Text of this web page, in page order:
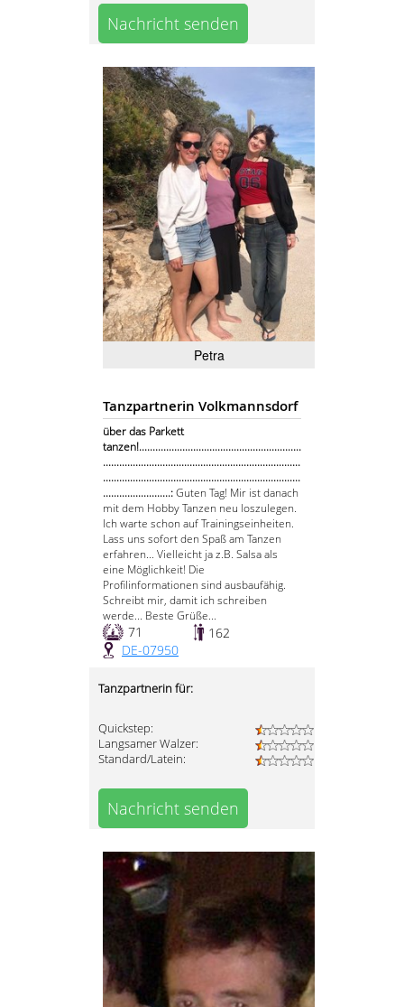
Nachricht senden
Petra
Tanzpartnerin Volkmannsdorf
über das Parkett
tanzen!............................................................
.........................................................................
.........................................................................
.........................:Guten Tag! Mir ist danach
mit dem Hobby Tanzen neu loszulegen.
Ich warte schon auf Trainingseinheiten.
Lass uns sofort den Spaß am Tanzen
erfahren... Vielleicht ja z.B. Salsa als
eine Möglichkeit! Die
Profilinformationen sind ausbaufähig.
Schreibt mir, damit ich schreiben
werde... Beste Grüße...
71
162
DE-07950
Tanzpartnerin für:
Quickstep:
Langsamer Walzer:
Standard/Latein:
Nachricht senden